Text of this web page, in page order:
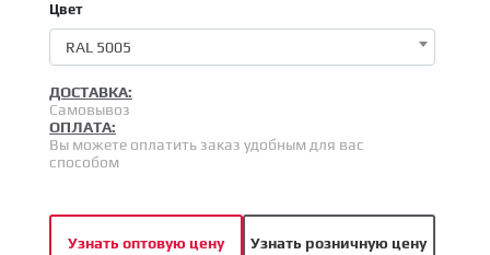
Цвет
RAL 5005
ДОСТАВКА:
Самовывоз
ОПЛАТА:
Вы можете оплатить заказ удобным для вас
способом
Узнать оптовую цену Узнать розничную цену